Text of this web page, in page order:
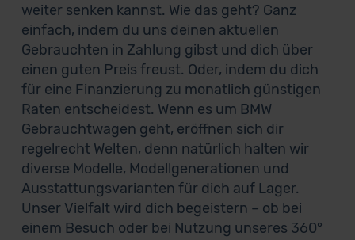
weiter senken kannst. Wie das geht? Ganz
einfach, indem du uns deinen aktuellen
Gebrauchten in Zahlung gibst und dich über
einen guten Preis freust. Oder, indem du dich
für eine Finanzierung zu monatlich günstigen
Raten entscheidest. Wenn es um BMW
Gebrauchtwagen geht, eröffnen sich dir
regelrecht Welten, denn natürlich halten wir
diverse Modelle, Modellgenerationen und
Ausstattungsvarianten für dich auf Lager.
Unser Vielfalt wird dich begeistern – ob bei
einem Besuch oder bei Nutzung unseres 360°